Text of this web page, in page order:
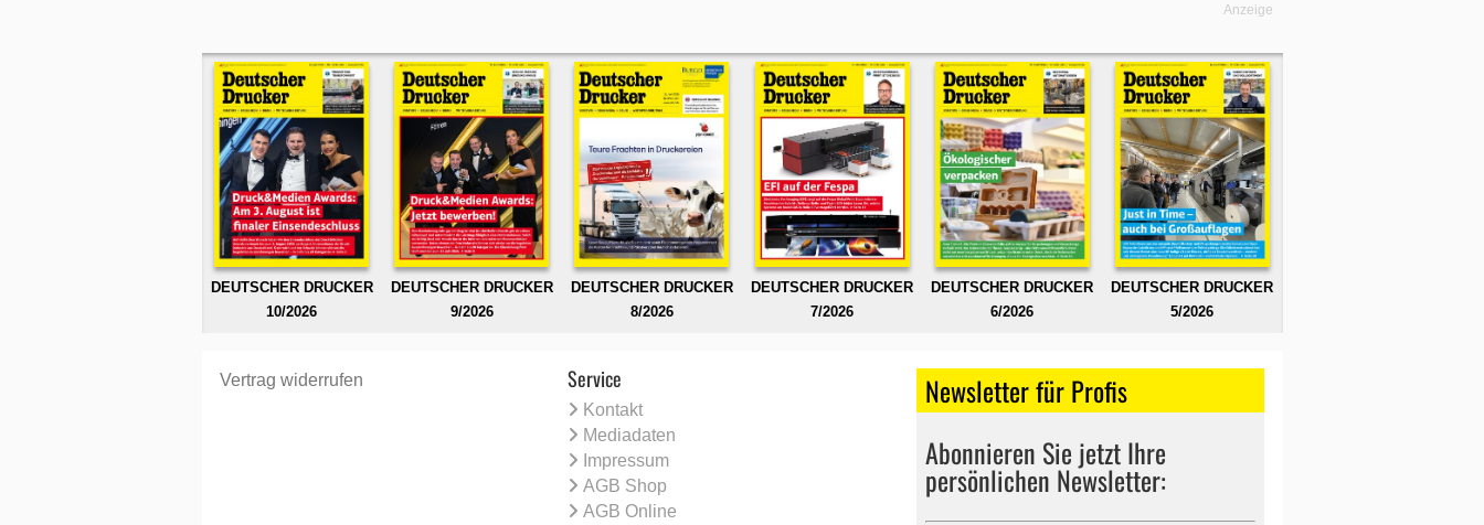
Anzeige
DEUTSCHER DRUCKER
10/2026
DEUTSCHER DRUCKER
9/2026
DEUTSCHER DRUCKER
8/2026
DEUTSCHER DRUCKER
7/2026
DEUTSCHER DRUCKER
6/2026
DEUTSCHER DRUCKER
5/2026
Vertrag widerrufen Service
Kontakt
Mediadaten
Impressum
AGB Shop
AGB Online
Newsletter für Profis
Abonnieren Sie jetzt Ihre
persönlichen Newsletter: